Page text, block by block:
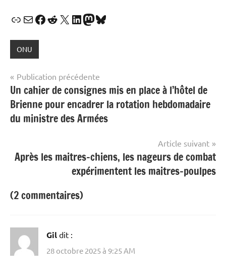
LienE-mailFacebook
Reddit
X LinkedIn
Mastodon
Bluesky
ONU
Navigation
de
l’article
Publication précédente
Un cahier de consignes mis en place à l’hôtel de
Brienne pour encadrer la rotation hebdomadaire
du ministre des Armées
Article suivant
Après les maitres-chiens, les nageurs de combat
expérimentent les maitres-poulpes
(2 commentaires)
Gil dit :
28 octobre 2025 à 9:25 AM